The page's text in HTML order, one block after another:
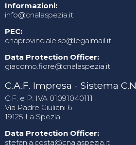
Informazioni:
info@cnalaspezia.it
PEC:
cnaprovinciale.sp@legalmail.it
Data Protection Officer:
giacomo.fiore@cnalaspezia.it
C.A.F. Impresa - Sistema
C.F. e P. IVA 01091040111
Via Padre Giuliani 6
19125 La Spezia
Data Protection Officer:
stefania.costa@cnalaspezia.it